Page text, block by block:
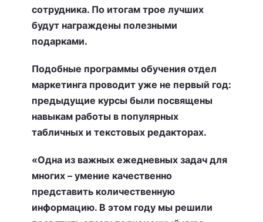
сотрудника. По итогам трое лучших
будут награждены полезными
подарками.
Подобные программы обучения отдел
маркетинга проводит уже не первый год:
предыдущие курсы были посвящены
навыкам работы в популярных
табличных и текстовых редакторах.
«Одна из важных ежедневных задач для
многих – умение качественно
представить количественную
информацию. В этом году мы решили